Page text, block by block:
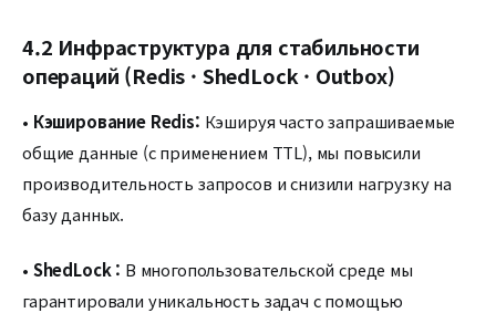
4.2 Инфраструктура для стабильности
операций (Redis · ShedLock · Outbox)
• Кэширование Redis: Кэшируя часто запрашиваемые
общие данные (с применением TTL), мы повысили
производительность запросов и снизили нагрузку на
базу данных.
• ShedLock : В многопользовательской среде мы
гарантировали уникальность задач с помощью